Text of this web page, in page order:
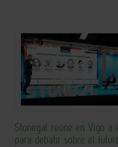
Stonegal reúne en Vigo a
para debatir sobre el